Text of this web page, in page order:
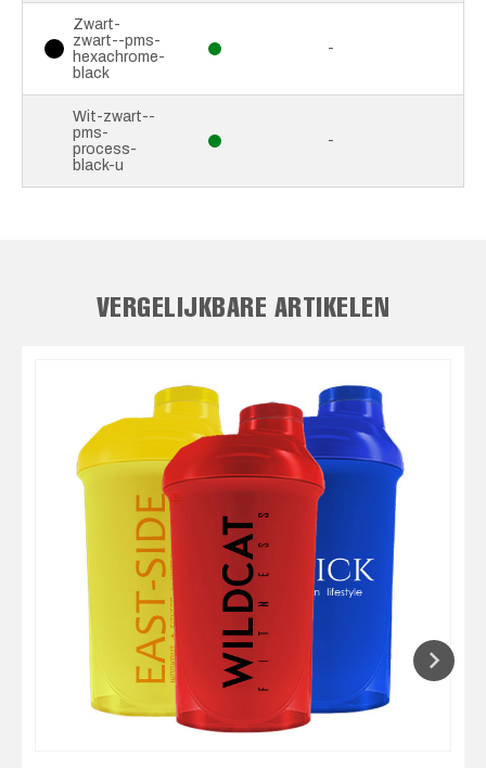
Zwart-
zwart--pms-
hexachrome-
black
-
Wit-zwart--
pms-
process-
black-u
-
VERGELIJKBARE ARTIKELEN